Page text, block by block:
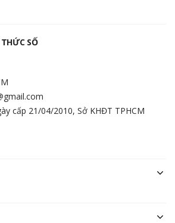
SỐ
cấp 21/04/2010, Sở KHĐT TPHCM